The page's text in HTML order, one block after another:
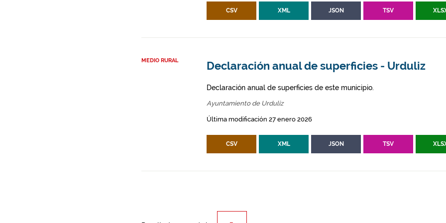
CSV XML JSON TSV
MEDIO RURAL Declaración anual de superficies - Urduliz
Declaración anual de superficies de este municipio.
Ayuntamiento de Urduliz
Última modificación 27 enero 2026
CSV XML JSON TSV